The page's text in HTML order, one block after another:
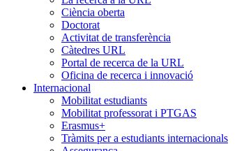
Ciència oberta
Doctorat
Activitat de transferència
Càtedres URL
Portal de recerca de la URL
Oficina de recerca i innovació
Internacional
Mobilitat estudiants
Mobilitat professorat i PTGAS
Erasmus+
Tràmits per a estudiants internacionals